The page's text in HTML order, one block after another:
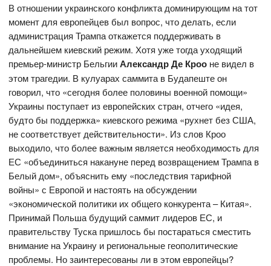
В отношении украинского конфликта доминирующим на тот
момент для европейцев был вопрос, что делать, если
администрация Трампа откажется поддерживать в
дальнейшем киевский режим. Хотя уже тогда уходящий
премьер-министр БельгииАлександр Де Кроо не видел в
этом трагедии. В кулуарах саммита в Будапеште он
говорил, что «сегодня более половины военной помощи»
Украины поступает из европейских стран, отчего «идея,
будто бы поддержка» киевского режима «рухнет без США,
не соответствует действительности». Из слов Кроо
выходило, что более важным является необходимость для
ЕС «объединиться накануне перед возвращением Трампа в
Белый дом», объяснить ему «последствия тарифной
войны» с Европой и настоять на обсуждении
«экономической политики их общего конкурента – Китая».
Принимай Польша будущий саммит лидеров ЕС, и
правительству Туска пришлось бы постараться сместить
внимание на Украину и региональные геополитические
проблемы. Но заинтересованы ли в этом европейцы?